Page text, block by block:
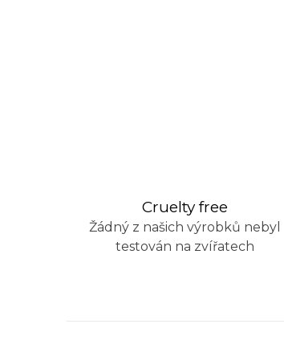
Cruelty free
Žádný z našich výrobků nebyl
testován na zvířatech